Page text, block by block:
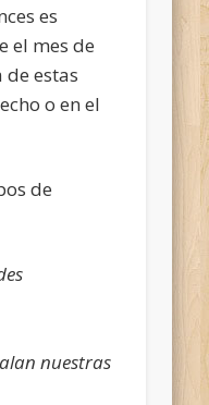
es
el mes de
de estas
o en el
de
nuestras